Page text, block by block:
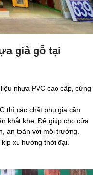
giả gỗ tại
nhựa PVC cao cấp, cứng
thì các chất phụ gia cần
khắt khe. Để giúp cho cửa
an toàn với môi trường.
xu hướng thời đại.